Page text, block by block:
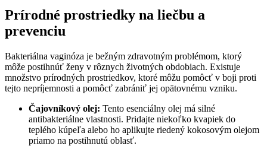
Prírodné prostriedky na liečbu a
prevenciu
Bakteriálna vaginóza je bežným zdravotným problémom, ktorý
môže postihnúť ženy v rôznych životných obdobiach. Existuje
množstvo prírodných prostriedkov, ktoré môžu pomôcť v boji proti
tejto nepríjemnosti a pomôcť zabrániť jej opätovnému vzniku.
Čajovníkový olej: Tento esenciálny olej má silné
antibakteriálne vlastnosti. Pridajte niekoľko kvapiek do
teplého kúpeľa alebo ho aplikujte riedený kokosovým olejom
priamo na postihnutú oblasť.